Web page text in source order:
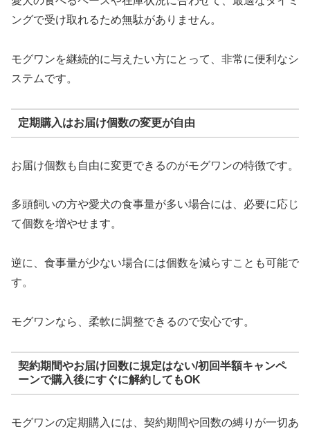
ングで受け取れるため無駄がありません。
モグワンを継続的に与えたい方にとって、非常に便利なシ
ステムです。
定期購入はお届け個数の変更が自由
お届け個数も自由に変更できるのがモグワンの特徴です。
多頭飼いの方や愛犬の食事量が多い場合には、必要に応じ
て個数を増やせます。
逆に、食事量が少ない場合には個数を減らすことも可能で
す。
モグワンなら、柔軟に調整できるので安心です。
契約期間やお届け回数に規定はない/初回半額キャンペ
ーンで購入後にすぐに解約してもOK
モグワンの定期購入には、契約期間や回数の縛りが一切あ